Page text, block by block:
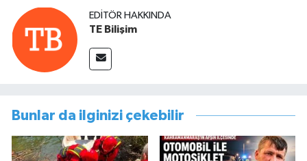
EDITÖR HAKKINDA
TE Bilişim
Bunlar da ilginizi çekebilir